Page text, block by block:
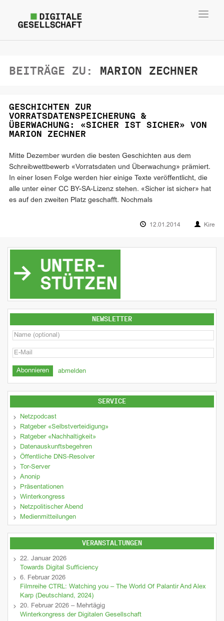
BEITRÄGE ZU: MARION ZECHNER
GESCHICHTEN ZUR
VORRATSDATENSPEICHERUNG &
ÜBERWACHUNG: «SICHER IST SICHER» VON
MARION ZECHNER
Mitte Dezember wurden die besten Geschichten aus dem
Schreibwettbewerb «Vorratsdaten und Überwachung» prämiert.
In einer losen Folge werden hier einige Texte veröffentlicht, die
alle unter einer CC BY-SA-Lizenz stehen. «Sicher ist sicher» hat
es auf den zweiten Platz geschafft. Nochmals
12.01.2014 Kire
NEWSLETTER
abmelden
SERVICE
Netzpodcast
Ratgeber «Selbstverteidigung»
Ratgeber «Nachhaltigkeit»
Datenauskunftsbegehren
Öffentliche DNS-Resolver
Tor-Server
Anonip
Präsentationen
Winterkongress
Netzpolitischer Abend
Medienmitteilungen
VERANSTALTUNGEN
22. Januar 2026
Towards Digital Sufficiency
6. Februar 2026
Filmreihe CTRL: Watching you – The World Of Palantir And Alex
Karp (Deutschland, 2024)
20. Februar 2026 – Mehrtägig
Winterkongress der Digitalen Gesellschaft